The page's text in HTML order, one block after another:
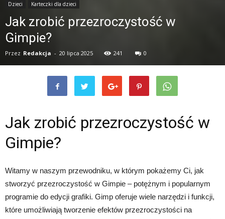
Dzieci Karteczki dla dzieci
Jak zrobić przezroczystość w
Gimpie?
Przez Redakcja - 20 lipca 2025 241 0
Jak zrobić przezroczystość w
Gimpie?
Witamy w naszym przewodniku, w którym pokażemy Ci, jak
stworzyć przezroczystość w Gimpie – potężnym i popularnym
programie do edycji grafiki. Gimp oferuje wiele narzędzi i funkcji,
które umożliwiają tworzenie efektów przezroczystości na